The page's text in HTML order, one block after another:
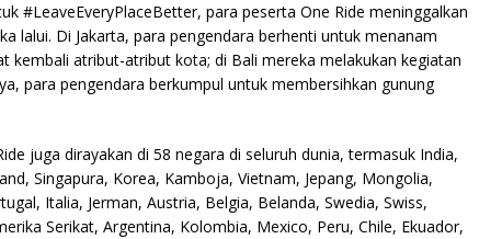
#LeaveEveryPlaceBetter, para peserta One Ride meninggalkan
lalui. Di Jakarta, para pengendara berhenti untuk menanam
kembali atribut-atribut kota; di Bali mereka melakukan kegiatan
para pengendara berkumpul untuk membersihkan gunung
juga dirayakan di 58 negara di seluruh dunia, termasuk India,
Singapura, Korea, Kamboja, Vietnam, Jepang, Mongolia,
Italia, Jerman, Austria, Belgia, Belanda, Swedia, Swiss,
Serikat, Argentina, Kolombia, Mexico, Peru, Chile, Ekuador,